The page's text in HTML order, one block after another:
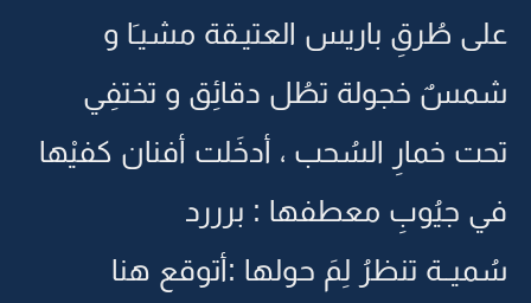
على طُرقِ باريس العتيـقة مشيـَا و
شمسٌ خجولة تطُل دقائِق و تختفِي
تحت خمارِ السُحب ، أدخَلت أفنان كفيْها
في جيُوبِ معطفها : برررد
سُميــة تنظرُ لِمَ حولها :أتوقع هنا